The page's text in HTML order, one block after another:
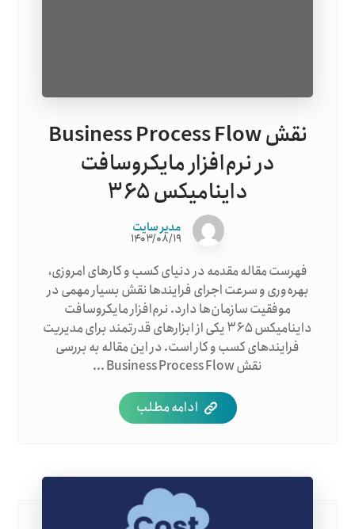
نقش Business Process Flow
در نرم‌افزار مایکروسافت
داینامیکس ۳۶۵
مدیر سایت
۱۴۰۳/۰۸/۱۹
فهرست مقاله مقدمه در دنیای کسب و کارهای امروزی،
بهره‌وری و سرعت اجرای فرایندها نقش بسیار مهمی در
موفقیت سازمان‌ها دارد. نرم‌افزار مایکروسافت
داینامیکس ۳۶۵ یکی از ابزارهای قدرتمند برای مدیریت
فرایندهای کسب و کار است. در این مقاله به بررسی
نقش Business Process Flow ...
ادامه مطلب